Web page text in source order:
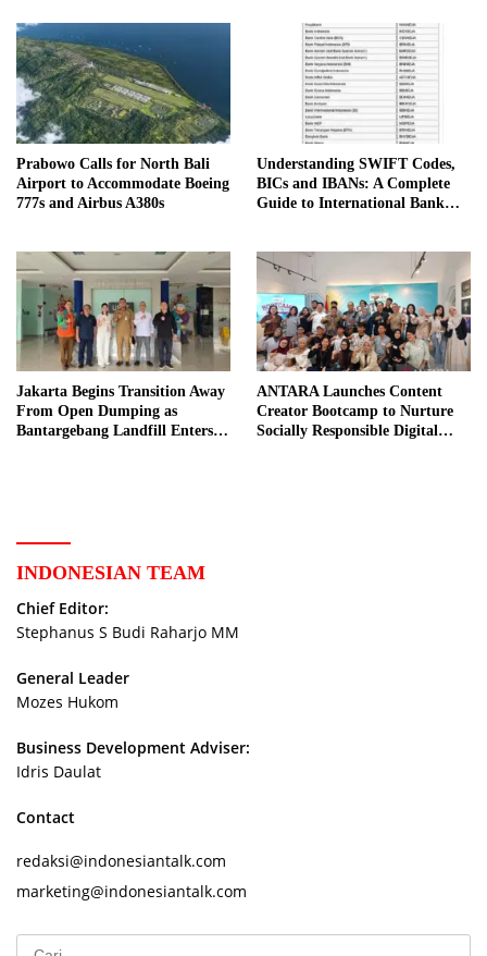
Prabowo Calls for North Bali
Airport to Accommodate Boeing
777s and Airbus A380s
Understanding SWIFT Codes,
BICs and IBANs: A Complete
Guide to International Bank
Jakarta Begins Transition Away
From Open Dumping as
Bantargebang Landfill Enters
ANTARA Launches Content
Creator Bootcamp to Nurture
Socially Responsible Digital
INDONESIAN TEAM
Chief Editor:
Stephanus S Budi Raharjo MM
General Leader
Mozes Hukom
Business Development Adviser:
Idris Daulat
Contact
redaksi@indonesiantalk.com
marketing@indonesiantalk.com
Cari